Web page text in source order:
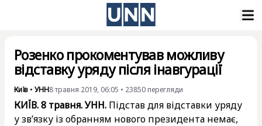
Розенко прокоментував можливу
відставку уряду після інавгурації
Київ • УНН8 травня 2019, 06:05 • 23850 перегляди
КИЇВ. 8 травня. УНН. Підстав для відставки уряду
у зв’язку із обранням нового президента немає,